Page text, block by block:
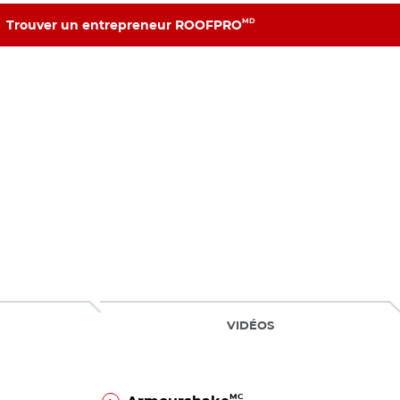
Trouver un entrepreneur ROOFPROMD
VIDÉOS
MC